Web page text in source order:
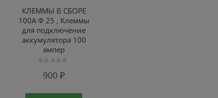
КЛЕММЫ В СБОРЕ
100А Ф 25 , Клеммы
для подключение
аккумулятора 100
ампер
900₽